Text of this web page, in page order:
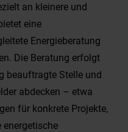
an kleinere und
eine
Energieberatung
Die Beratung erfolgt
beauftragte Stelle und
abdecken – etwa
für konkrete Projekte,
energetische